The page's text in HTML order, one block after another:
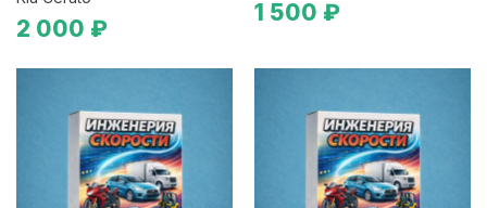
2 000 ₽
1 500 ₽